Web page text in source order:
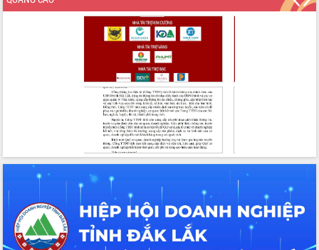
thông nguồn lực phát triển
Nâng cao hiệu lực, hiệu quả HĐND
tỉnh thông qua hiện đại hóa hành chính
Xã Ea Phê gắn cải cách hành chính với
Phó Chủ tịch Thường trực UBND tỉnh
Hồ Thị Nguyên Thảo làm việc tại Trung
tâm Phục vụ hành chính công xã Ea
Xây dựng nền hành chính số đồng
hành cùng nông dân dân, doanh nghiệp
Giai đoạn 2026-2030, Đắk Lắk phấn
đấu có 77% xã đạt chuẩn nông thôn
mới
Chuyển đổi số 'mở đường' cho nông
nghiệp Đắk Lắk tăng trưởng bứt phá